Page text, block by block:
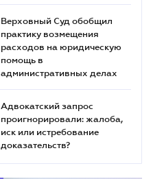
Верховный Суд обобщил
практику возмещения
расходов на юридическую
помощь в
административных делах
Адвокатский запрос
проигнорировали: жалоба,
иск или истребование
доказательств?